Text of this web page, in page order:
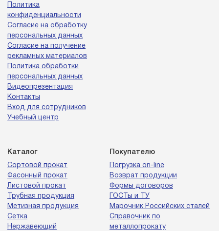
Политика
конфиденциальности
Согласие на обработку
персональных данных
Согласие на получение
рекламных материалов
Политика обработки
персональных данных
Видеопрезентация
Контакты
Вход для сотрудников
Учебный центр
Каталог
Сортовой прокат
Фасонный прокат
Листовой прокат
Трубная продукция
Метизная продукция
Сетка
Нержавеющий
Покупателю
Погрузка on-line
Возврат продукции
Формы договоров
ГОСТы и ТУ
Марочник Российских сталей
Справочник по
металлопрокату